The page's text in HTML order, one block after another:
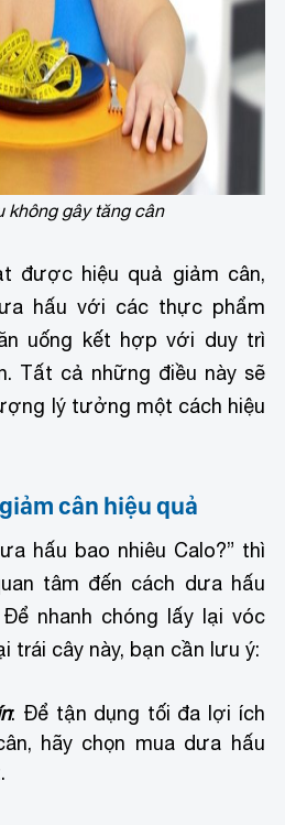
không gây tăng cân
được hiệu quả giảm cân,
hấu với các thực phẩm
uống kết hợp với duy trì
Tất cả những điều này sẽ
lý tưởng một cách hiệu
cân hiệu quả
hấu bao nhiêu Calo?” thì
tâm đến cách dưa hấu
nhanh chóng lấy lại vóc
trái cây này, bạn cần lưu ý:
: Để tận dụng tối đa lợi ích
hãy chọn mua dưa hấu